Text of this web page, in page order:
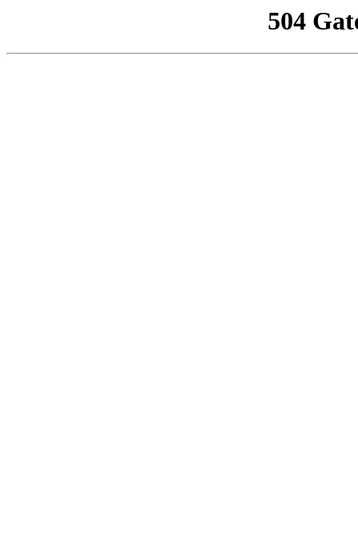
504